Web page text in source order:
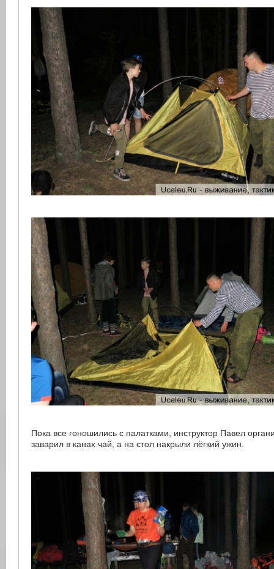
Пока все гоношились с палатками, инструктор Павел
заварил в канах чай, а на стол накрыли лёгкий ужин.